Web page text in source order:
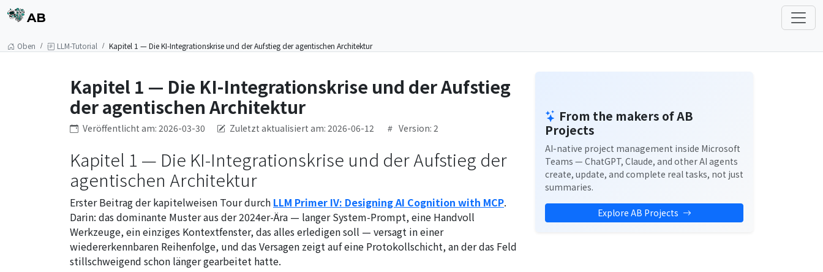
AB
Oben LLM-Tutorial Kapitel 1 — Die KI-Integrationskrise und der Aufstieg der agentischen Architektur
Kapitel 1 — Die KI-Integrationskrise und der Aufstieg
der agentischen Architektur
Veröffentlicht am: 2026-03-30 Zuletzt aktualisiert am: 2026-06-12 Version: 2
Kapitel 1 — Die KI-Integrationskrise und der Aufstieg der
agentischen Architektur
Erster Beitrag der kapitelweisen Tour durch LLM Primer IV: Designing AI Cognition with MCP.
Darin: das dominante Muster aus der 2024er-Ära — langer System-Prompt, eine Handvoll
Werkzeuge, ein einziges Kontextfenster, das alles erledigen soll — versagt in einer
wiedererkennbaren Reihenfolge, und das Versagen zeigt auf eine Protokollschicht, an der das Feld
stillschweigend schon länger gearbeitet hatte.
From the makers of AB
Projects
AI-native project management inside Microsoft
Teams — ChatGPT, Claude, and other AI agents
create, update, and complete real tasks, not just
summaries.
Explore AB Projects